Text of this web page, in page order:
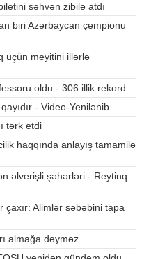
səhvən zibilə atdı
biri Azərbaycan çempionu
üçün meyitini illərlə
oldu - 306 illik rekord
- Video-Yenilənib
tərk etdi
haqqında anlayış tamamilə
əlverişli şəhərləri - Reytinq
çaxır: Alimlər səbəbini tapa
almağa dəyməz